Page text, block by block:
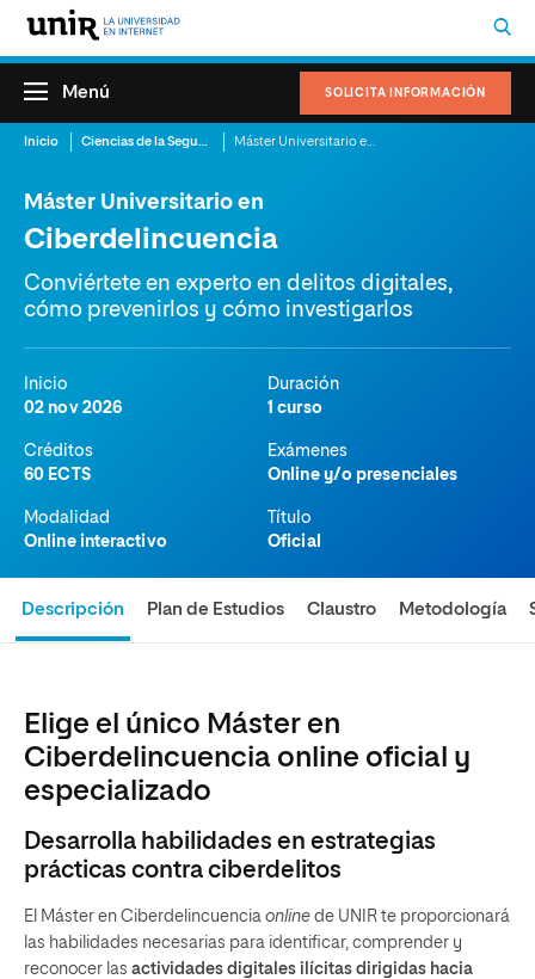
SOLICITA INFORMACIÓN
Menú
Inicio Ciencias de la Seguridad
Máster Universitario en
Ciberdelincuencia
Conviértete en experto en delitos digitales,
cómo prevenirlos y cómo investigarlos
Inicio
02 nov 2026
Duración
1 curso
Créditos
60 ECTS
Exámenes
Online y/o presenciales
Modalidad
Online interactivo
Título
Oficial
Descripción Plan de Estudios Claustro Metodología
Elige el único Máster en
Ciberdelincuencia online oficial y
especializado
Desarrolla habilidades en estrategias
prácticas contra ciberdelitos
El Máster en Ciberdelincuencia online de UNIR te proporcionará
las habilidades necesarias para identificar, comprender y
reconocer las actividades digitales ilícitas dirigidas hacia